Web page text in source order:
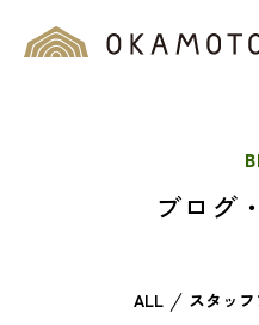
ブログ
ALL スタッ